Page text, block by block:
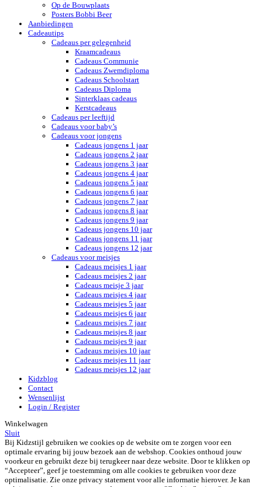
Op de Bouwplaats
Posters Bobbi Beer
Aanbiedingen
Cadeautips
Cadeaus per gelegenheid
Kraamcadeaus
Cadeaus Communie
Cadeaus Zwemdiploma
Cadeaus Schoolstart
Cadeaus Diploma
Sinterklaas cadeaus
Kerstcadeaus
Cadeaus per leeftijd
Cadeaus voor baby’s
Cadeaus voor jongens
Cadeaus jongens 1 jaar
Cadeaus jongens 2 jaar
Cadeaus jongens 3 jaar
Cadeaus jongens 4 jaar
Cadeaus jongens 5 jaar
Cadeaus jongens 6 jaar
Cadeaus jongens 7 jaar
Cadeaus jongens 8 jaar
Cadeaus jongens 9 jaar
Cadeaus jongens 10 jaar
Cadeaus jongens 11 jaar
Cadeaus jongens 12 jaar
Cadeaus voor meisjes
Cadeaus meisjes 1 jaar
Cadeaus meisjes 2 jaar
Cadeaus meisje 3 jaar
Cadeaus meisjes 4 jaar
Cadeaus meisjes 5 jaar
Cadeaus meisjes 6 jaar
Cadeaus meisjes 7 jaar
Cadeaus meisjes 8 jaar
Cadeaus meisjes 9 jaar
Cadeaus meisjes 10 jaar
Cadeaus meisjes 11 jaar
Cadeaus meisjes 12 jaar
Kidzblog
Contact
Wensenlijst
Login / Register
Winkelwagen
Sluit
Bij Kidzstijl gebruiken we cookies op de website om te zorgen voor een
optimale ervaring bij jouw bezoek aan de webshop. Cookies onthoud jouw
voorkeur en gebruikt deze bij terugkeer naar deze website. Door te klikken op
“Accepteer”, geef je toestemming om alle cookies te gebruiken voor deze
optimalisatie. Zie onze privacy statement voor alle informatie hierover. Je kan